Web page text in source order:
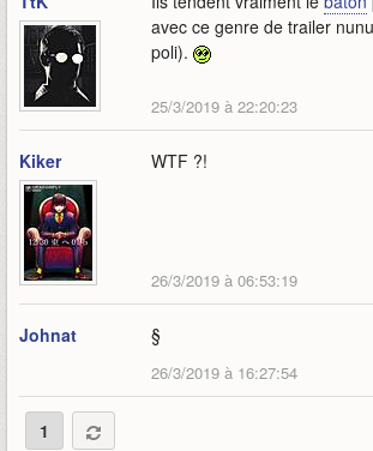
avec ce genre de trailer
poli).
25/3/2019 à 22:20:23
Kiker WTF ?!
26/3/2019 à 06:53:19
Johnat §
26/3/2019 à 16:27:54
1